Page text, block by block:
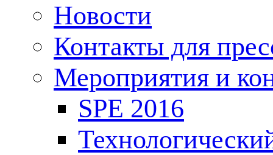
Новости
Контакты для
Мероприятия и
SPE 2016